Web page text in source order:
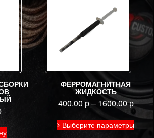
можно
выбрать
на
странице
товара.
ФЕРРОМАГНИТНАЯ
ЖИДКОСТЬ
400.00 р– 1600.00р
Выберите параметры
Этот
товар